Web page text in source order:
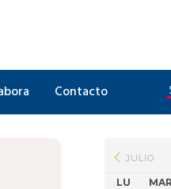
Contacto
JULIO
LU MAR